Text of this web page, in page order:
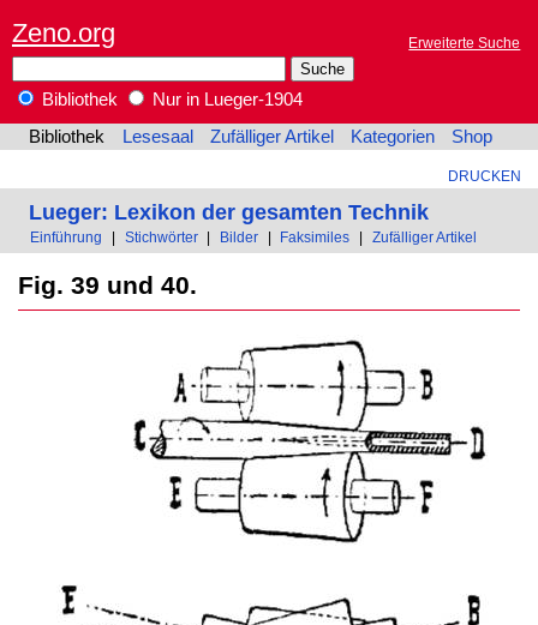
Zeno.org Erweiterte Suche
Bibliothek
Nur in Lueger-1904
Bibliothek
Lesesaal Zufälliger Artikel Kategorien Shop
DRUCKEN
Lueger: Lexikon der gesamten Technik
Einführung Stichwörter Bilder Faksimiles Zufälliger Artikel
Fig. 39 und 40.